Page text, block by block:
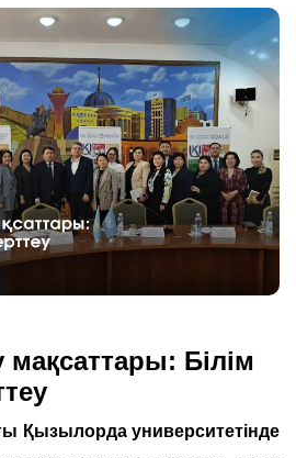
Білім
Қызылорда университетінде